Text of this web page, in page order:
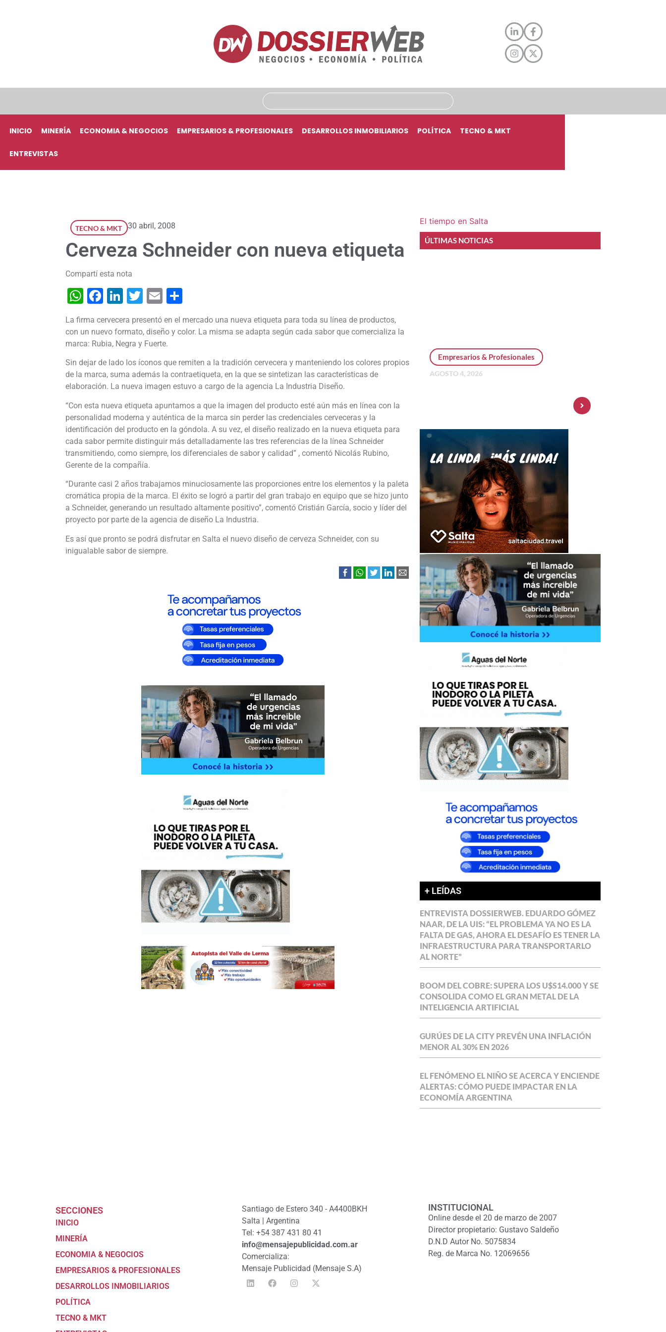
INICIO MINERÍA ECONOMIA & NEGOCIOS EMPRESARIOS & PROFESIONALES DESARROLLOS INMOBILIARIOS POLÍTICA TECNO & MKT
ENTREVISTAS
TECNO & MKT 30 abril, 2008
Cerveza Schneider con nueva etiqueta
Compartí esta nota
WhatsApp
Facebook
LinkedIn
Twitter
Email
La firma cervecera presentó en el mercado una nueva etiqueta para toda su línea de productos,
con un nuevo formato, diseño y color. La misma se adapta según cada sabor que comercializa la
marca: Rubia, Negra y Fuerte.
Sin dejar de lado los íconos que remiten a la tradición cervecera y manteniendo los colores propios
de la marca, suma además la contraetiqueta, en la que se sintetizan las características de
elaboración. La nueva imagen estuvo a cargo de la agencia La Industria Diseño.
“Con esta nueva etiqueta apuntamos a que la imagen del producto esté aún más en línea con la
personalidad moderna y auténtica de la marca sin perder las credenciales cerveceras y la
identificación del producto en la góndola. A su vez, el diseño realizado en la nueva etiqueta para
cada sabor permite distinguir más detalladamente las tres referencias de la línea Schneider
transmitiendo, como siempre, los diferenciales de sabor y calidad” , comentó Nicolás Rubino,
Gerente de la compañía.
“Durante casi 2 años trabajamos minuciosamente las proporciones entre los elementos y la paleta
cromática propia de la marca. El éxito se logró a partir del gran trabajo en equipo que se hizo junto
a Schneider, generando un resultado altamente positivo”, comentó Cristián García, socio y líder del
proyecto por parte de la agencia de diseño La Industria.
Es así que pronto se podrá disfrutar en Salta el nuevo diseño de cerveza Schneider, con su
inigualable sabor de siempre.
El tiempo en Salta
ÚLTIMAS NOTICIAS
Empresarios & Profesionales
AGOSTO 4, 2026
+ LEÍDAS
ENTREVISTA DOSSIERWEB. EDUARDO GÓMEZ
NAAR, DE LA UIS: “EL PROBLEMA YA NO ES LA
FALTA DE GAS, AHORA EL DESAFÍO ES TENER LA
INFRAESTRUCTURA PARA TRANSPORTARLO
AL NORTE”
BOOM DEL COBRE: SUPERA LOS U$S14.000 Y SE
CONSOLIDA COMO EL GRAN METAL DE LA
INTELIGENCIA ARTIFICIAL
GURÚES DE LA CITY PREVÉN UNA INFLACIÓN
MENOR AL 30% EN 2026
EL FENÓMENO EL NIÑO SE ACERCA Y ENCIENDE
ALERTAS: CÓMO PUEDE IMPACTAR EN LA
ECONOMÍA ARGENTINA
SECCIONES
INICIO
MINERÍA
ECONOMIA & NEGOCIOS
EMPRESARIOS & PROFESIONALES
DESARROLLOS INMOBILIARIOS
POLÍTICA
TECNO & MKT
Santiago de Estero 340 - A4400BKH
Salta | Argentina
Tel: +54 387 431 80 41
info@mensajepublicidad.com.ar
Comercializa:
Mensaje Publicidad (Mensaje S.A)
INSTITUCIONAL
Online desde el 20 de marzo de 2007
Director propietario: Gustavo Saldeño
D.N.D Autor No. 5075834
Reg. de Marca No. 12069656